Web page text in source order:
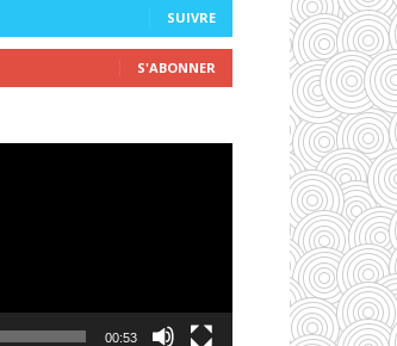
SUIVRE
S'ABONNER
00:53